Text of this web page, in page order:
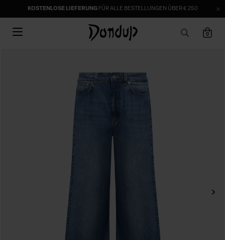
KOSTENLOSE LIEFERUNGFÜR ALLE BESTELLUNGEN ÜBER € 250
0